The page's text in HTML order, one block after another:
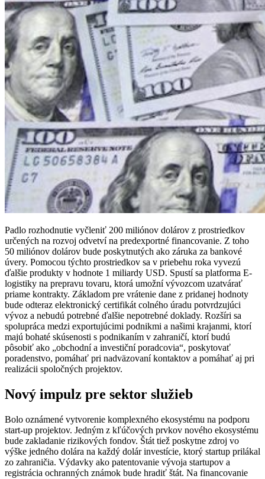
Padlo rozhodnutie vyčleniť 200 miliónov dolárov z prostriedkov
určených na rozvoj odvetví na predexportné financovanie. Z toho
50 miliónov dolárov bude poskytnutých ako záruka za bankové
úvery. Pomocou týchto prostriedkov sa v priebehu roka vyvezú
ďalšie produkty v hodnote 1 miliardy USD. Spustí sa platforma E-
logistiky na prepravu tovaru, ktorá umožní vývozcom uzatvárať
priame kontrakty. Základom pre vrátenie dane z pridanej hodnoty
bude odteraz elektronický certifikát colného úradu potvrdzujúci
vývoz a nebudú potrebné ďalšie nepotrebné doklady. Rozšíri sa
spolupráca medzi exportujúcimi podnikmi a našimi krajanmi, ktorí
majú bohaté skúsenosti s podnikaním v zahraničí, ktorí budú
pôsobiť ako „obchodní a investiční poradcovia“, poskytovať
poradenstvo, pomáhať pri nadväzovaní kontaktov a pomáhať aj pri
realizácii spoločných projektov.
Nový impulz pre sektor služieb
Bolo oznámené vytvorenie komplexného ekosystému na podporu
start-up projektov. Jedným z kľúčových prvkov nového ekosystému
bude zakladanie rizikových fondov. Štát tiež poskytne zdroj vo
výške jedného dolára na každý dolár investície, ktorý startup prilákal
zo zahraničia. Výdavky ako patentovanie vývoja startupov a
registrácia ochranných známok bude hradiť štát. Na financovanie